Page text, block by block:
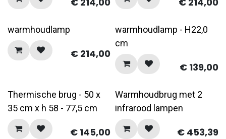
warmhoudlamp
€ 214,00
warmhoudlamp - H22,0
cm
€ 139,00
Thermische brug - 50 x
35 cm x h 58 - 77,5 cm
€ 145,00
Warmhoudbrug met 2
infrarood lampen
€ 453,39